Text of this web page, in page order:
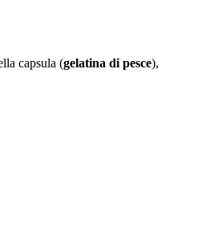
capsula (gelatina di pesce),